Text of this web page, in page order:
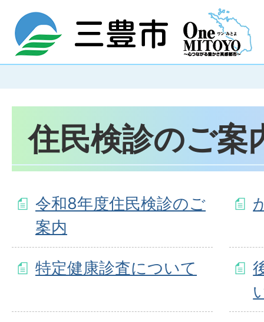
住民検診のご案
令和8年度住民検診のご
案内
特定健康診査について